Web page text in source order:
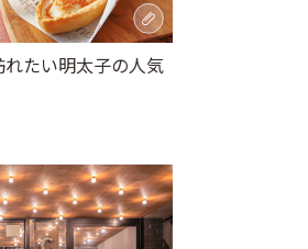
れたい明太子の人気